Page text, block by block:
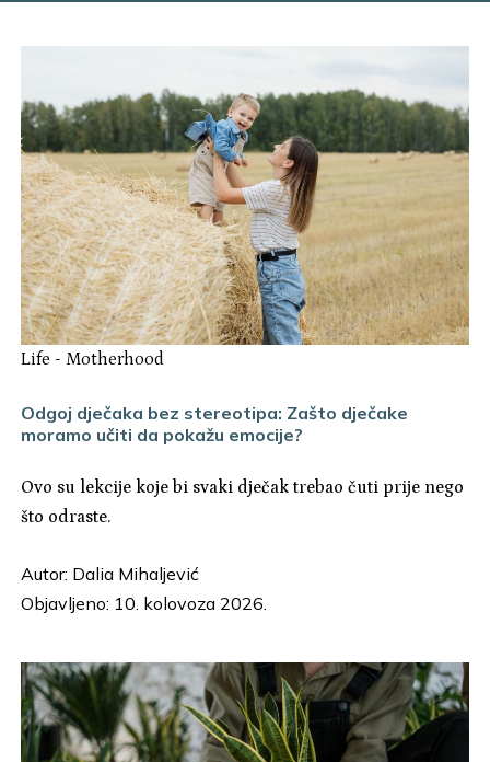
Life - Motherhood
Odgoj dječaka bez stereotipa: Zašto dječake
moramo učiti da pokažu emocije?
Ovo su lekcije koje bi svaki dječak trebao čuti prije nego
što odraste.
Autor: Dalia Mihaljević
Objavljeno: 10. kolovoza 2026.